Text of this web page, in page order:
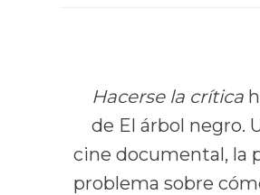
Hacerse la crítica
de El árbol negro.
cine documental, la
problema sobre